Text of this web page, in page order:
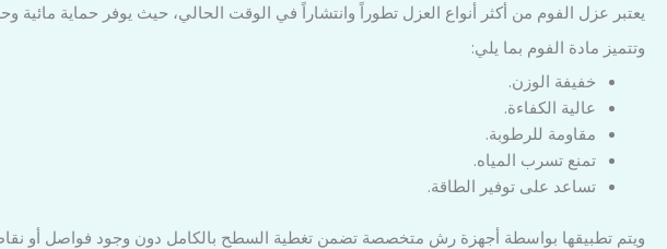
يعتبر عزل الفوم من أكثر أنواع العزل تطوراً وانتشاراً في الوقت الحالي، حيث يوفر حماية مائية
وتتميز مادة الفوم بما يلي:
خفيفة الوزن.
عالية الكفاءة.
مقاومة للرطوبة.
تمنع تسرب المياه.
تساعد على توفير الطاقة.
ويتم تطبيقها بواسطة أجهزة رش متخصصة تضمن تغطية السطح بالكامل دون وجود فواصل أو